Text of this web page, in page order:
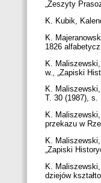
„Zeszyty
K. Kubik,
K.
1826
K.
w., „Zapiski
K.
T. 30 (1987), s.
K.
przekazu w
K.
„Zapiski
K.
dziejów